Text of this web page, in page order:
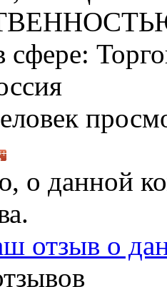
сфере:
о данной
отзыв о